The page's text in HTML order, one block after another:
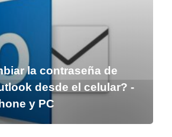
la contraseña de
desde el celular? -
y PC